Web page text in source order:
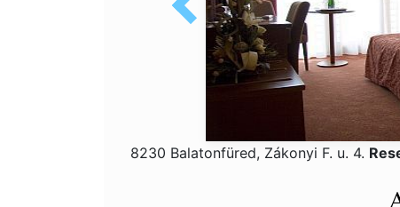
8230 Balatonfüred, Zákonyi F. u. 4.